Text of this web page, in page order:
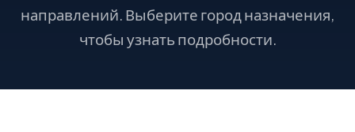
направлений. Выберите город назначения,
чтобы узнать подробности.